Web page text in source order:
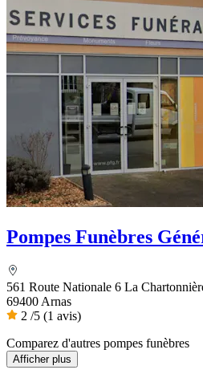
Pompes Funèbres
561 Route Nationale 6 La
69400 Arnas
2 /5 (1 avis)
Comparez d'autres pompes funèbres
Afficher plus